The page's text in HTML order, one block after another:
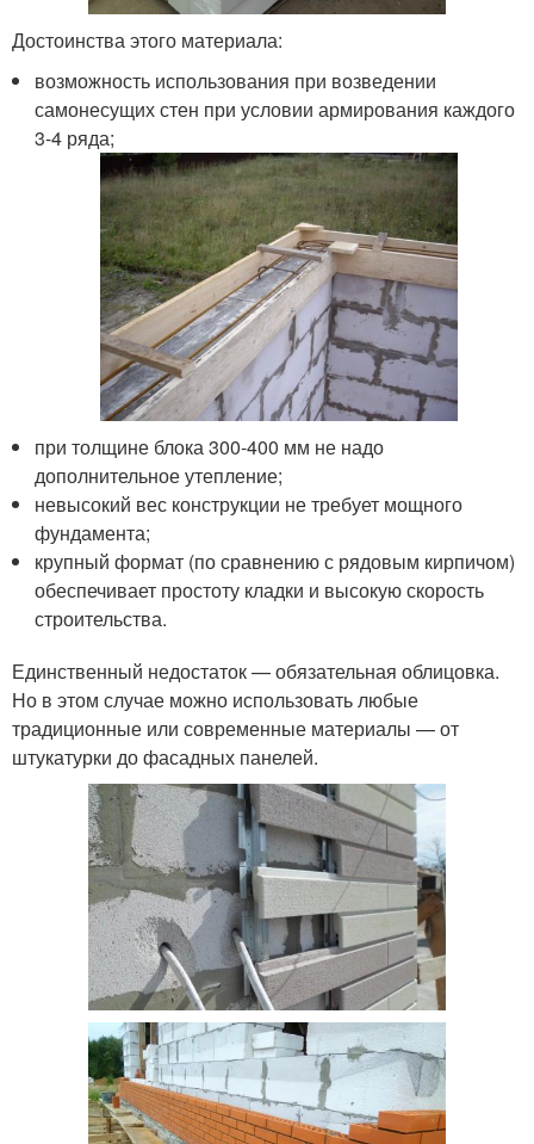
Достоинства этого материала:
возможность использования при возведении
самонесущих стен при условии армирования каждого
3-4 ряда;
при толщине блока 300-400 мм не надо
дополнительное утепление;
невысокий вес конструкции не требует мощного
фундамента;
крупный формат (по сравнению с рядовым кирпичом)
обеспечивает простоту кладки и высокую скорость
строительства.
Единственный недостаток — обязательная облицовка.
Но в этом случае можно использовать любые
традиционные или современные материалы — от
штукатурки до фасадных панелей.